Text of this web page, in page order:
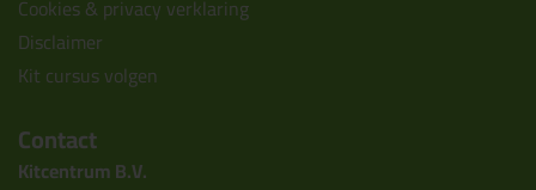
Cookies & privacy verklaring
Disclaimer
Kit cursus volgen
Contact
Kitcentrum B.V.